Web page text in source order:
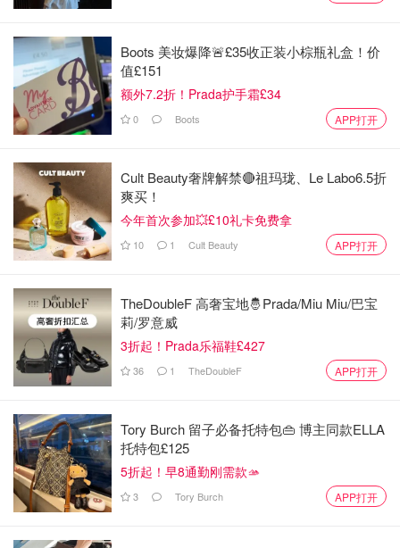
几个现实层面的提醒，还是可以跟大家说一说。
第一，周末晚上尽量避免在人流密集、酒吧集中的街区逗留
太晚，像Friar Gate这种地方，本来就是夜生活比较活跃的
区域。
第二，如果遇到突发情况，优先保证自己安全，尽量远离车
辆和混乱人群。
第三，平时可以留意一下当地警方的通报渠道，比如警察局
官网或社交媒体，信息会更新得很快。
度猜测”。在英国，这种提醒其实很常见，因为一旦舆论带
偏，确实可能影响陪审团判断甚至导致案件延期。所以不管
是在微信群还是朋友圈，大家转发消息时也尽量以官方信息
为准。
总的来说，这起事件目前看更像是一次个体行为，而不是系
统性风险。但对很多在英国的留学生和华人来说，这种新闻
还是会让人有点不安，这也很正常。保持信息敏感，同时不
过度恐慌，大概是比较现实的状态。
Boots 美妆爆降🚨£35收正装小棕瓶礼盒！价
值£151
额外7.2折！Prada护手霜£34
0 Boots APP打开
Cult Beauty奢牌解禁🔴祖玛珑、Le Labo6.5折
爽买！
今年首次参加💥£10礼卡免费拿
10 1 Cult Beauty APP打开
TheDoubleF 高奢宝地🤴Prada/Miu Miu/巴宝
莉/罗意威
3折起！Prada乐福鞋£427
36 1 TheDoubleF APP打开
Tory Burch 留子必备托特包👜 博主同款ELLA
托特包£125
5折起！早8通勤刚需款🫴
3 Tory Burch APP打开